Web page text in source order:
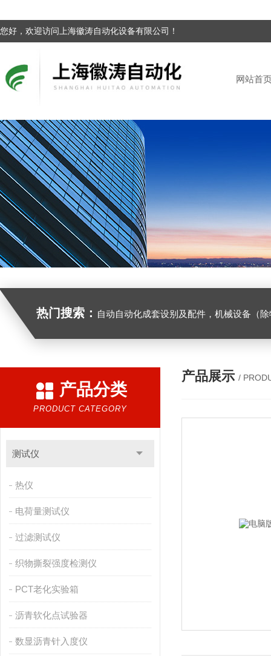
您好，欢迎访问上海徽涛自动化设备有限公司！
网站首
热门搜索： 自动自动化成套设别及配件，机械设备（除特种设备）及配件制造，加工（以上限分支机构经营），设计，批发，零售，模具，五金制品，工具加工（限分支机构经营），设计，批发，零售。五金交电，金属材料，金属制品，不锈钢制品，建筑材料，钢材，橡塑制品，环保设备，润滑剂，汽车配件，摩托车配件的批发，零售。（企业经营涉及行政许可的，凭许可证件经营）化成套设别及配件，机械设备（除特种设
产品分类
PRODUCT CATEGORY
测试仪
热仪
电荷量测试仪
过滤测试仪
织物撕裂强度检测仪
PCT老化实验箱
沥青软化点试验器
数显沥青针入度仪
产品展示 /